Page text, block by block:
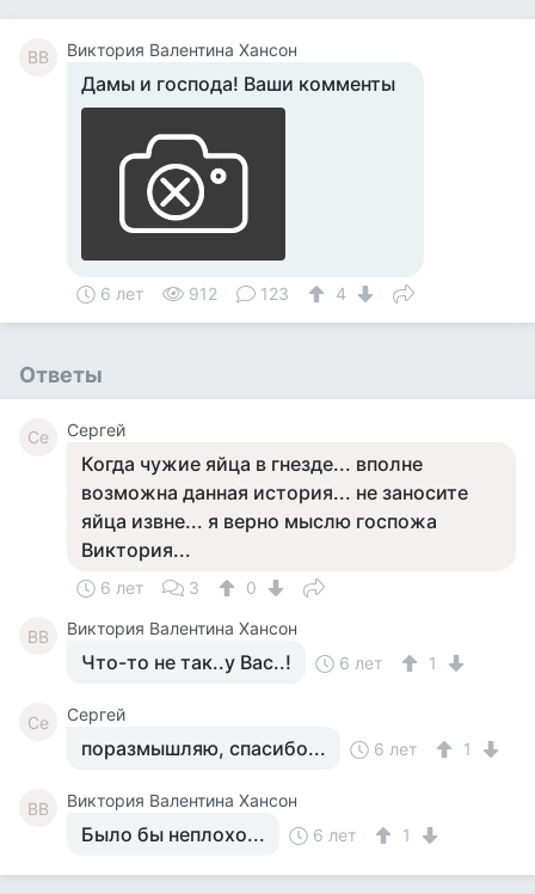
ВВ Виктория Валентина Хансон
Дамы и господа! Ваши комменты
6 лет 912 123 4
Ответы
Се Сергей
Когда чужие яйца в гнезде... вполне
возможна данная история... не заносите
яйца извне... я верно мыслю госпожа
Виктория...
6 лет 3 0
ВВ Виктория Валентина Хансон
Что-то не так..у Вас..! 6 лет 1
Се Сергей
поразмышляю, спасибо... 6 лет 1
ВВ Виктория Валентина Хансон
Было бы неплохо... 6 лет 1